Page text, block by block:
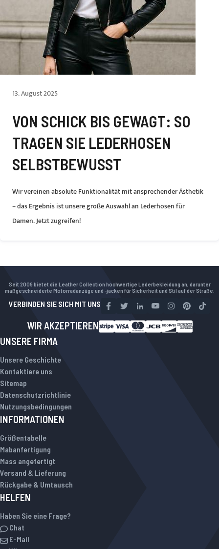
13. August 2025
VON SCHICK BIS GEWAGT: SO
TRAGEN SIE LEDERHOSEN
SELBSTBEWUSST
Wir vereinen absolute Funktionalität mit ansprechender Ästhetik
– das Ergebnis ist unsere große Auswahl an Lederhosen für
Damen. Jetzt zugreifen!
Seit 2009 bietet die Leather Collection hochwertige Lederbekleidung an, darunter
maßgeschneiderte Motorradanzüge und -jacken für Sicherheit und Stil auf der Straße.
VERBINDEN SIE SICH MIT UNS
WIR AKZEPTIEREN
UNSERE FIRMA
Unsere Geschichte
Kontaktiere uns
Sitemap
Datenschutzrichtlinie
Nutzungsbedingungen
INFORMATIONEN
Größentabelle
Mabanfertigung
Mass angefertigt
Versand & Lieferung
Rückgabe & Umtausch
HELFEN
Haben Sie eine Frage?
Chat
E-Mail